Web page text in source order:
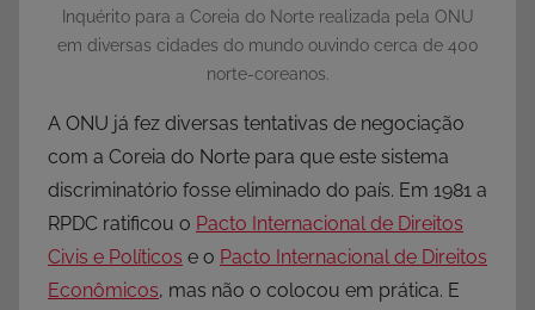
Inquérito para a Coreia do Norte realizada pela ONU
em diversas cidades do mundo ouvindo cerca de 400
norte-coreanos.
A ONU já fez diversas tentativas de negociação
com a Coreia do Norte para que este sistema
discriminatório fosse eliminado do país. Em 1981 a
RPDC ratificou o Pacto Internacional de Direitos
Civis e Políticos e o Pacto Internacional de Direitos
Econômicos, mas não o colocou em prática. E